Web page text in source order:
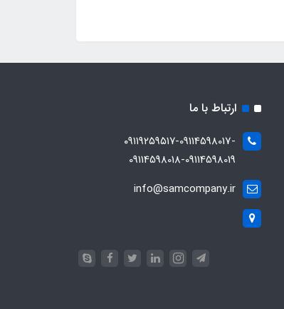
ارتباط با ما
۰۹۱۱۹۲۵۹۵۱۷-09114598017-
09114598018-09114598019
info@samcompany.ir